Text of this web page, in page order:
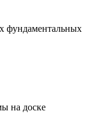
фундаментальных
на доске